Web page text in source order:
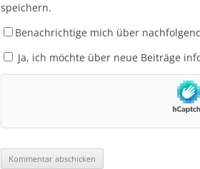
speichern.
Benachrichtige mich über
Ja, ich möchte über neue Beiträge